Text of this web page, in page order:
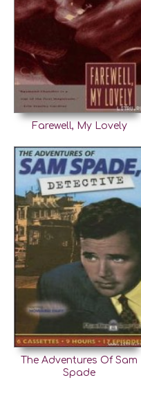
Farewell, My Lovely
The Adventures Of Sam
Spade